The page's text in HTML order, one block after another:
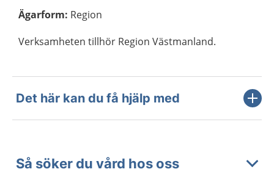
Ägarform: Region
Verksamheten tillhör Region Västmanland.
Det här kan du få hjälp med
Så söker du vård hos oss